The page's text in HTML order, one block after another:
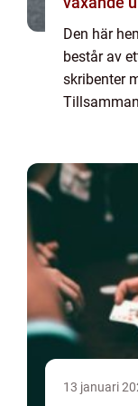
Den här
består av
skribenter
massa olika
13 januari